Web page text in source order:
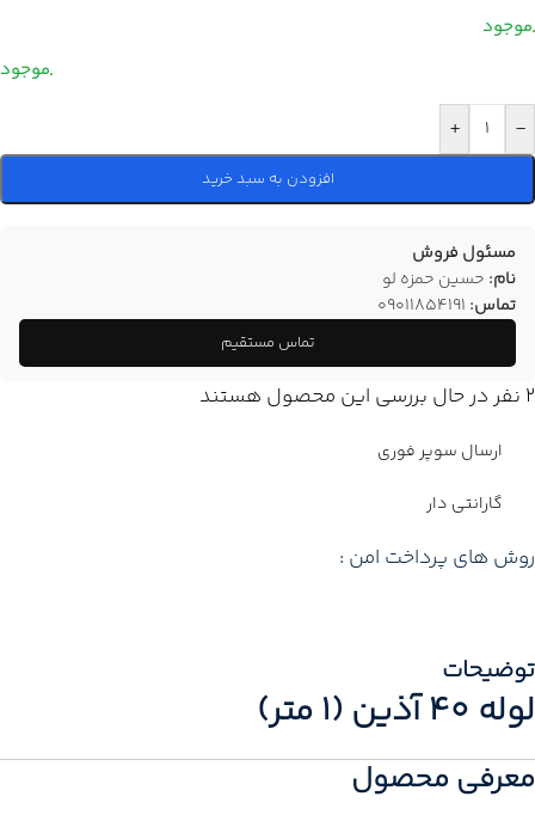
-
+
افزودن به سبد خرید
مسئول فروش
نام: حسین حمزه لو
تماس: 09011854191
تماس مستقیم
2 نفر در حال بررسی این محصول هستند
ارسال سوپر فوری
گارانتی دار
روش های پرداخت امن :
توضیحات
لوله 40 آذین (1 متر)
معرفی محصول